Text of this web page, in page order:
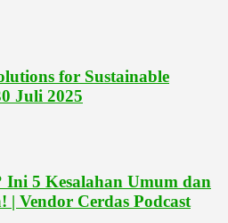
for Sustainable
Juli 2025
Ini 5 Kesalahan Umum dan
Vendor Cerdas Podcast